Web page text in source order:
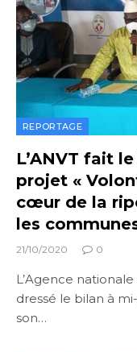
REPORTAGE
L’ANVT fait
projet «
cœur de la
les
21/10/2020 0
L’Agence
dressé le bilan à
son…